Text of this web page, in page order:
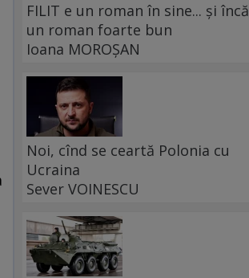
FILIT e un roman în sine... și încă
un roman foarte bun
Ioana MOROȘAN
Noi, cînd se ceartă Polonia cu
Ucraina
Sever VOINESCU